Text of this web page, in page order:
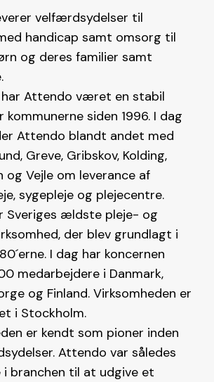
velfærdsydelser til
handicap samt omsorg til
og deres familier samt
har Attendo været en stabil
siden 1996. I dag
Attendo blandt andet med
Greve, Gribskov, Kolding,
og Vejle om leverance af
sygepleje og plejecentre.
Sveriges ældste pleje- og
der blev grundlagt i
I dag har koncernen
medarbejdere i Danmark,
og Finland. Virksomheden er
i Stockholm.
er kendt som pioner inden
Attendo var således
branchen til at udgive et